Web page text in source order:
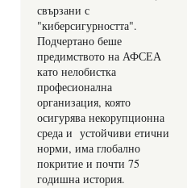
свързани с
"киберсигурността".
Подчертано беше
предимството на АФСЕА
като нелобистка
професионална
организация, която
осигурява некорупционна
среда и  устойчиви етични
норми, има глобално
покритие и почти 75
годишна история.